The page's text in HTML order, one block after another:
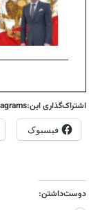
اشتراک‌گذاری این:Instagrams
فیسبوک
دوست‌داشتن: